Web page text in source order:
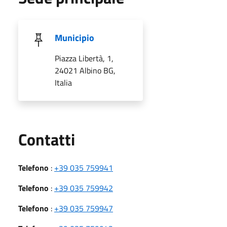
Municipio
Piazza Libertà, 1,
24021 Albino BG,
Italia
Contatti
Telefono : +39 035 759941
Telefono : +39 035 759942
Telefono : +39 035 759947